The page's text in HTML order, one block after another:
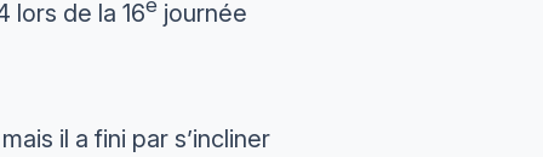
lors de la 16e journée
il a fini par s’incliner